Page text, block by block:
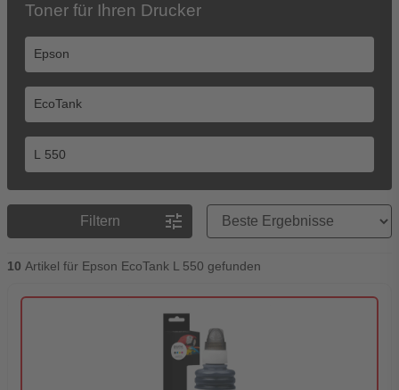
Toner für Ihren Drucker
Filtern tune
Preisreihenfolge
10 Artikel für Epson EcoTank L 550 gefunden